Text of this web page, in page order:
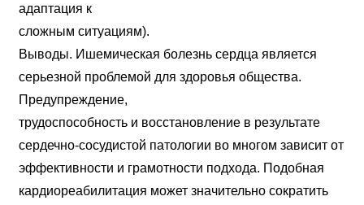
адаптация к
сложным ситуациям).
Выводы. Ишемическая болезнь сердца является
серьезной проблемой для здоровья общества.
Предупреждение,
трудоспособность и восстановление в результате
сердечно-сосудистой патологии во многом зависит от
эффективности и грамотности подхода. Подобная
кардиореабилитация может значительно сократить